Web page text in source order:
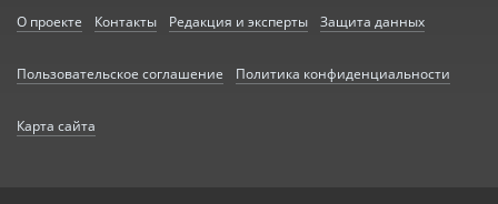
О проекте Контакты Редакция и эксперты Защита данных
Пользовательское соглашение Политика конфиденциальности
Карта сайта